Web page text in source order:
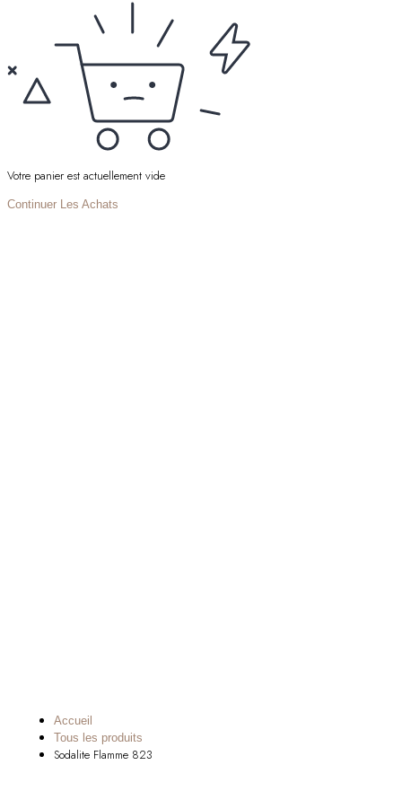
Votre panier est actuellement vide
Continuer Les Achats
Accueil
Tous les produits
Sodalite Flamme 823